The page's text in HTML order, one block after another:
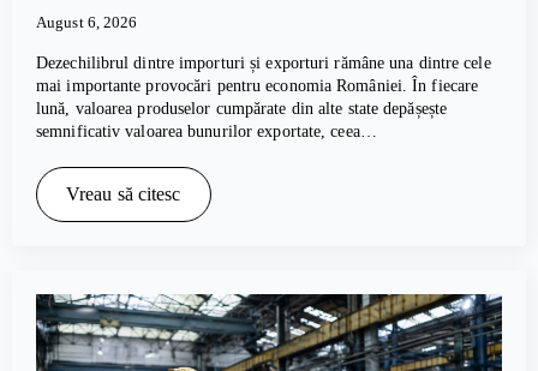
August 6, 2026
Dezechilibrul dintre importuri și exporturi rămâne una dintre cele
mai importante provocări pentru economia României. În fiecare
lună, valoarea produselor cumpărate din alte state depășește
semnificativ valoarea bunurilor exportate, ceea…
Vreau să citesc